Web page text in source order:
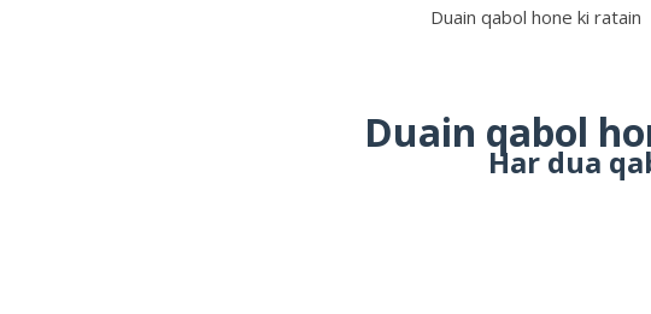
Duain qabol hone ki
Duain qabol
Har dua